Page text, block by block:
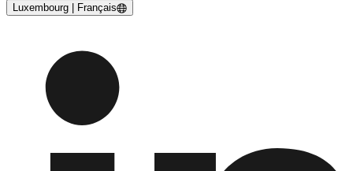
Luxembourg | Français